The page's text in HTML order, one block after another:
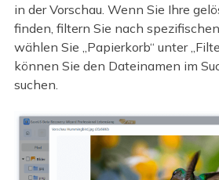
in der Vorschau. Wenn Sie Ihre
finden, filtern Sie nach
wählen Sie „Papierkorb“ unter
können Sie den Dateinamen im
suchen.